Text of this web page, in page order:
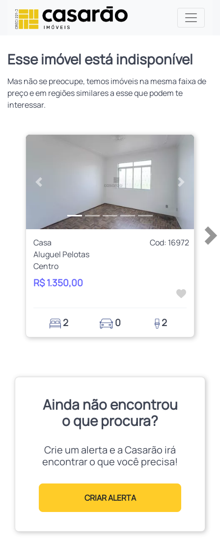
Esse imóvel está indisponível
Mas não se preocupe, temos imóveis na mesma faixa de
preço e em regiões similares a esse que podem te
interessar.
Anterior Próximo
Casa
Cod: 16972
Aluguel Pelotas
Centro
R$ 1.350,00
2 0 2
Ainda não encontrou
o que procura?
Crie um alerta e a Casarão irá
encontrar o que você precisa!
CRIAR ALERTA